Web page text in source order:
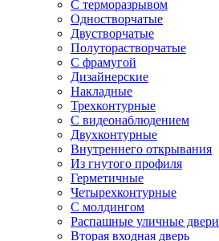
С терморазрывом
Одностворчатые
Двустворчатые
Полуторастворчатые
С фрамугой
Дизайнерские
Накладные
Трехконтурные
С видеонаблюдением
Двухконтурные
Внутреннего открывания
Из гнутого профиля
Герметичные
Четырехконтурные
С молдингом
Распашные уличные двери
Вторая входная дверь